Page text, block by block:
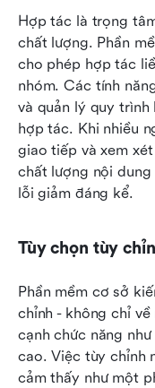
Hợp tác là trọng
chất lượng. Phần
cho phép hợp tác
nhóm. Các tính
và quản lý quy
hợp tác. Khi nhiều
giao tiếp và xem
chất lượng nội
lỗi giảm đáng kể.
Tùy chọn tùy
Phần mềm cơ sở
chỉnh - không chỉ
cạnh chức năng
cao. Việc tùy chỉnh
cảm thấy như một